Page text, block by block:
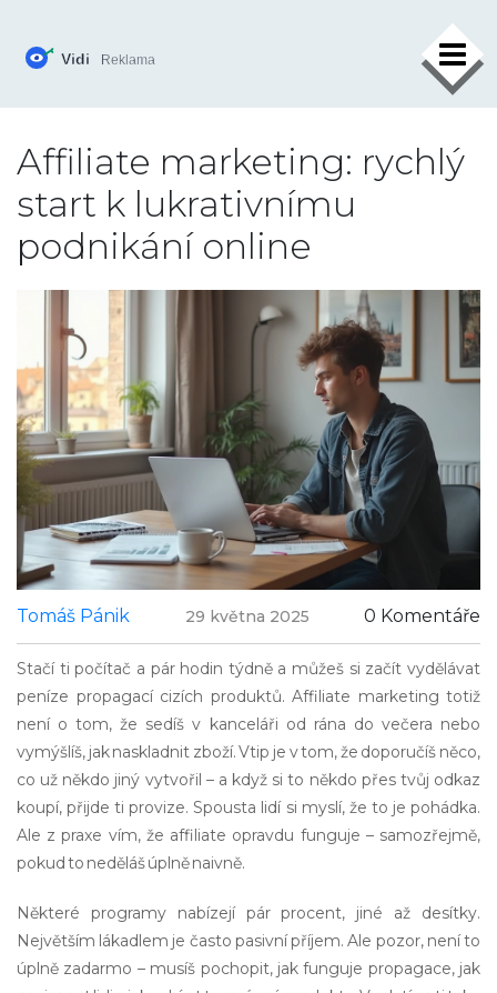
×
Affiliate marketing: rychlý
start k lukrativnímu
podnikání online
Tomáš Pánik 29 května 2025 0 Komentáře
Stačí ti počítač a pár hodin týdně a můžeš si začít vydělávat
peníze propagací cizích produktů. Affiliate marketing totiž
není o tom, že sedíš v kanceláři od rána do večera nebo
vymýšlíš, jak naskladnit zboží. Vtip je v tom, že doporučíš něco,
co už někdo jiný vytvořil – a když si to někdo přes tvůj odkaz
koupí, přijde ti provize. Spousta lidí si myslí, že to je pohádka.
Ale z praxe vím, že affiliate opravdu funguje – samozřejmě,
pokud to neděláš úplně naivně.
Některé programy nabízejí pár procent, jiné až desítky.
Největším lákadlem je často pasivní příjem. Ale pozor, není to
úplně zadarmo – musíš pochopit, jak funguje propagace, jak